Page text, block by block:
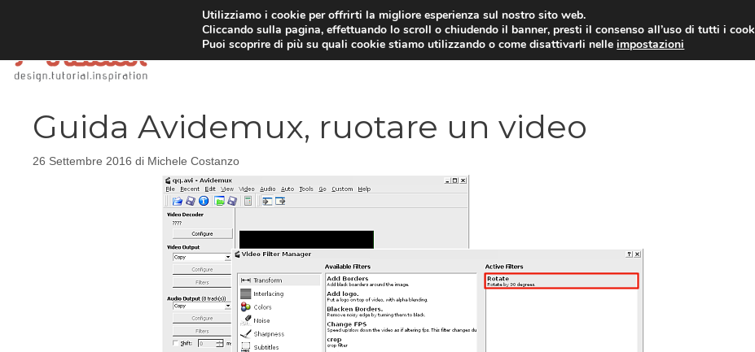
TUTORIAL WORDPRESS INSPIRATION
Guida Avidemux, ruotare un video
26 Settembre 2016 di Michele Costanzo
Utilizziamo i cookie per offrirti la migliore esperienza sul nostro sito web.
Cliccando sulla pagina, effettuando lo scroll o chiudendo il banner, presti il consenso all’uso di tutti i
Puoi scoprire di più su quali cookie stiamo utilizzando o come disattivarli nelleimpostazioni